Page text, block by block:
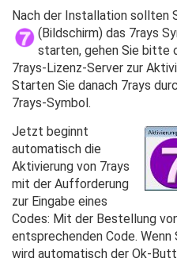
Nach der Installation sollten
(Bildschirm) das 7rays
starten, gehen Sie bitte
7rays-Lizenz-Server zur
Starten Sie danach 7rays
7rays-Symbol.
Jetzt beginnt
automatisch die
Aktivierung von 7rays
mit der Aufforderung
zur Eingabe eines
Codes: Mit der Bestellung
entsprechenden Code. Wenn
wird automatisch der Ok-